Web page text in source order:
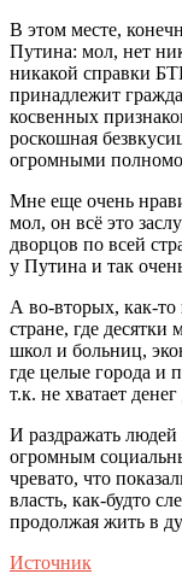
В этом месте,
Путина: мол, нет
никакой справки
принадлежит
косвенных
роскошная
огромными
Мне еще очень
мол, он всё это
дворцов по всей
у Путина и так
А во-вторых, как-
стране, где
школ и больниц,
где целые города и
т.к. не хватает
И раздражать
огромным
чревато, что
власть, как-будто
продолжая жить в
Источник